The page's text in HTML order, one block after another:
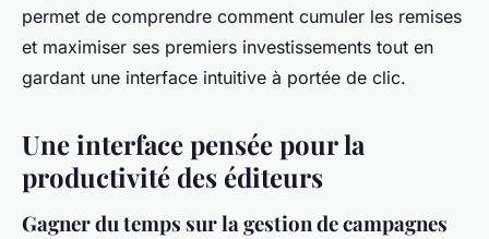
permet de comprendre comment cumuler les remises
et maximiser ses premiers investissements tout en
gardant une interface intuitive à portée de clic.
Une interface pensée pour la
productivité des éditeurs
Gagner du temps sur la gestion de campagnes